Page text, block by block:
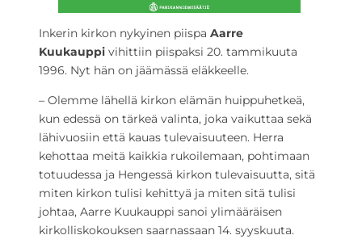
Inkerin kirkon nykyinen piispa Aarre
Kuukauppi vihittiin piispaksi 20. tammikuuta
1996. Nyt hän on jäämässä eläkkeelle.
– Olemme lähellä kirkon elämän huippuhetkeä,
kun edessä on tärkeä valinta, joka vaikuttaa sekä
lähivuosiin että kauas tulevaisuuteen. Herra
kehottaa meitä kaikkia rukoilemaan, pohtimaan
totuudessa ja Hengessä kirkon tulevaisuutta, sitä
miten kirkon tulisi kehittyä ja miten sitä tulisi
johtaa, Aarre Kuukauppi sanoi ylimääräisen
kirkolliskokouksen saarnassaan 14. syyskuuta.